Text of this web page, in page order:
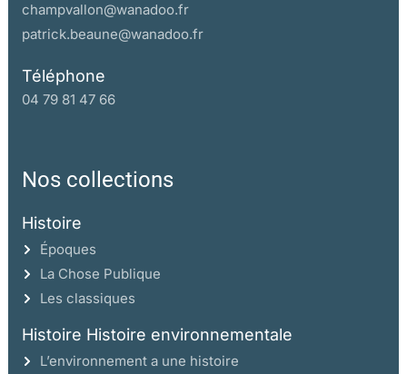
champvallon@wanadoo.fr
patrick.beaune@wanadoo.fr
Téléphone
04 79 81 47 66
Nos collections
Histoire
Époques
La Chose Publique
Les classiques
Histoire Histoire environnementale
L’environnement a une histoire